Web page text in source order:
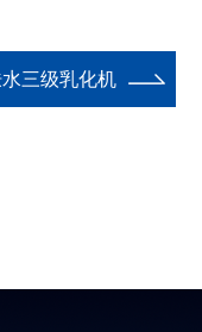
三级乳化机